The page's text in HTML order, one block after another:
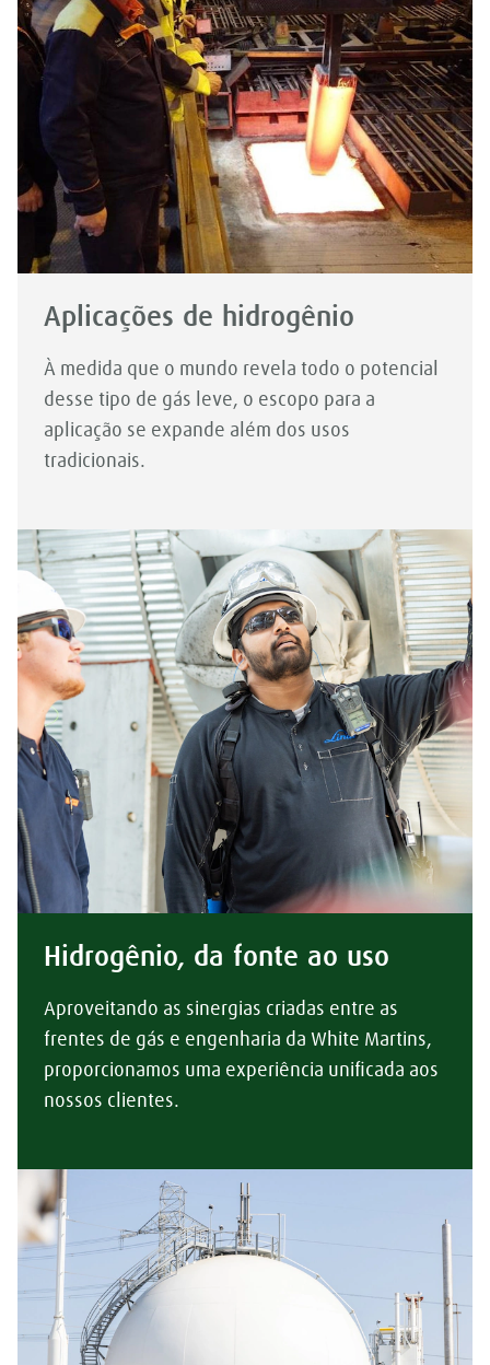
Aplicações de hidrogênio
À medida que o mundo revela todo o potencial
desse tipo de gás leve, o escopo para a
aplicação se expande além dos usos
tradicionais.
Hidrogênio, da fonte ao uso
Aproveitando as sinergias criadas entre as
frentes de gás e engenharia da White Martins,
proporcionamos uma experiência unificada aos
nossos clientes.